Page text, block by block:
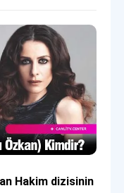
Hakim dizisinin